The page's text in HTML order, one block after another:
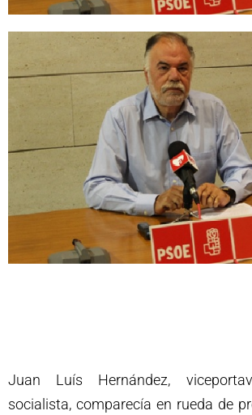
Juan Luís Hernández,
socialista, comparecía en rueda de